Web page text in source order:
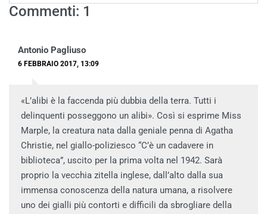
Commenti: 1
Antonio Pagliuso
6 FEBBRAIO 2017, 13:09
«L’alibi è la faccenda più dubbia della terra. Tutti i
delinquenti posseggono un alibi». Così si esprime Miss
Marple, la creatura nata dalla geniale penna di Agatha
Christie, nel giallo-poliziesco “C’è un cadavere in
biblioteca”, uscito per la prima volta nel 1942. Sarà
proprio la vecchia zitella inglese, dall’alto dalla sua
immensa conoscenza della natura umana, a risolvere
uno dei gialli più contorti e difficili da sbrogliare della